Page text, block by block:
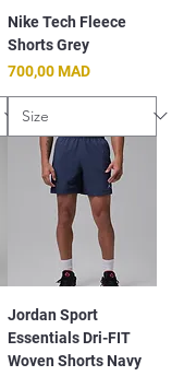
Nike Tech Fleece
Shorts Grey
Prix
700,00 MAD
Jordan Sport
Essentials Dri-FIT
Woven Shorts Navy